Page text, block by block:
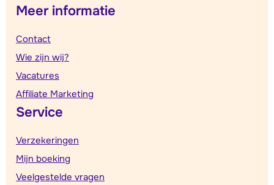
Meer informatie
Contact
Wie zijn wij?
Vacatures
Affiliate Marketing
Service
Verzekeringen
Mijn boeking
Veelgestelde vragen